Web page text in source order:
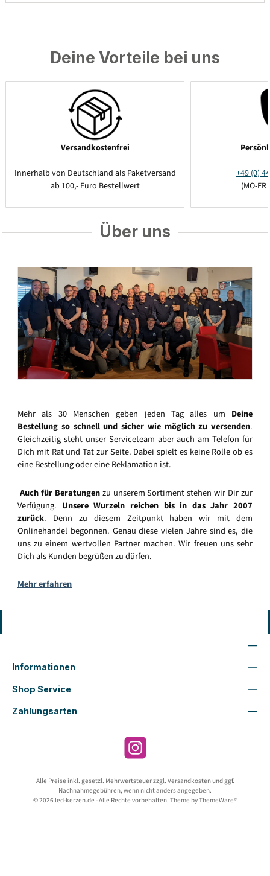
Deine Vorteile bei uns
Versandkostenfrei
Innerhalb von Deutschland als Paketversand
ab 100,- Euro Bestellwert
+49 (0)
(MO-
Über uns
Mehr als 30 Menschen geben jeden Tag alles um Deine
Bestellung so schnell und sicher wie möglich zu versenden.
Gleichzeitig steht unser Serviceteam aber auch am Telefon für
Dich mit Rat und Tat zur Seite. Dabei spielt es keine Rolle ob es
eine Bestellung oder eine Reklamation ist.
Auch für Beratungenzu unserem Sortiment stehen wir Dir zur
Verfügung. Unsere Wurzeln reichen bis in das Jahr 2007
zurück. Denn zu diesem Zeitpunkt haben wir mit dem
Onlinehandel begonnen. Genau diese vielen Jahre sind es, die
uns zu einem wertvollen Partner machen. Wir freuen uns sehr
Dich als Kunden begrüßen zu dürfen.
Mehr erfahren
Informationen
Shop Service
Zahlungsarten
Instagram
Alle Preise inkl. gesetzl. Mehrwertsteuer zzgl. Versandkostenund ggf.
Nachnahmegebühren, wenn nicht anders angegeben.
© 2026 led-kerzen.de - Alle Rechte vorbehalten. Theme byThemeWare®